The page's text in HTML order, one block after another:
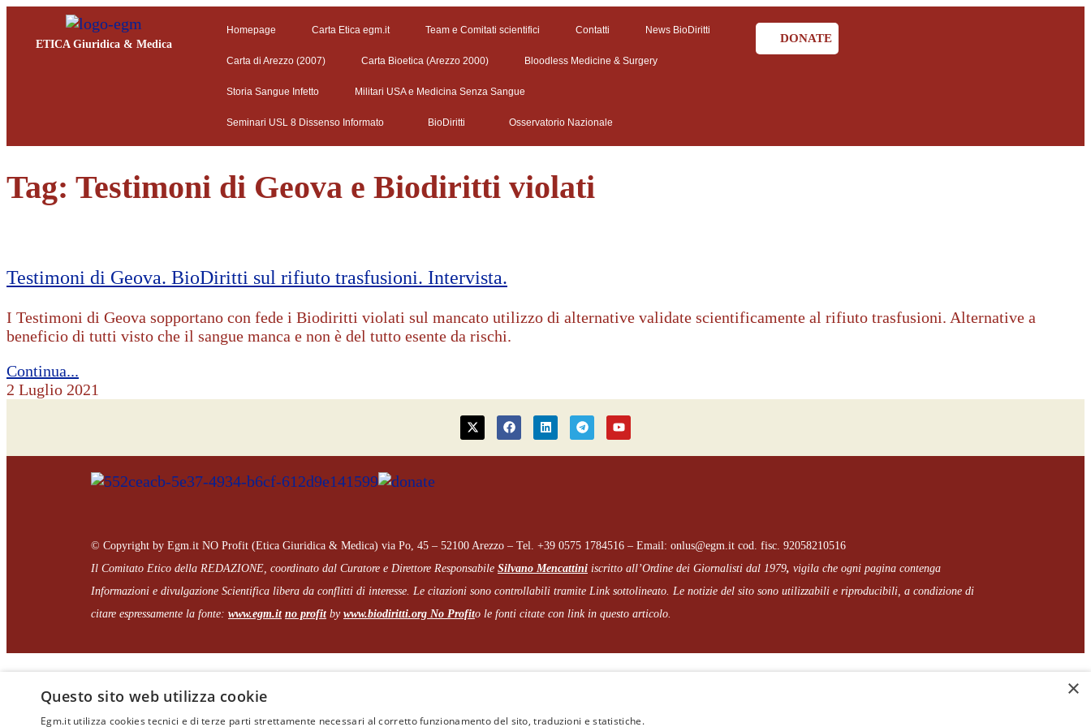
ETICA Giuridica & Medica
Homepage Carta Etica egm.it Team e Comitati scientifici Contatti News BioDiritti
Carta di Arezzo (2007) Carta Bioetica (Arezzo 2000) Bloodless Medicine & Surgery
Storia Sangue Infetto Militari USA e Medicina Senza Sangue
Seminari USL 8 Dissenso Informato BioDiritti Osservatorio Nazionale
DONATE
Tag: Testimoni di Geova e Biodiritti violati
Testimoni di Geova. BioDiritti sul rifiuto trasfusioni. Intervista.
I Testimoni di Geova sopportano con fede i Biodiritti violati sul mancato utilizzo di alternative validate scientificamente al rifiuto trasfusioni. Alternative a
beneficio di tutti visto che il sangue manca e non è del tutto esente da rischi.
Continua...
2 Luglio 2021
© Copyright by Egm.it NO Profit (Etica Giuridica & Medica) via Po, 45 – 52100 Arezzo – Tel. +39 0575 1784516 – Email: onlus@egm.it cod. fisc. 92058210516
Il Comitato Etico della REDAZIONE, coordinato dal Curatore e Direttore Responsabile Silvano Mencattini iscritto all’Ordine dei Giornalisti dal 1979, vigila che ogni pagina contenga
Informazioni e divulgazione Scientifica libera da conflitti di interesse. Le citazioni sono controllabili tramite Link sottolineato. Le notizie del sito sono utilizzabili e riproducibili, a condizione di
citare espressamente la fonte: www.egm.it no profitby www.biodiritti.org No Profito le fonti citate con link in questo articolo.
×
Questo sito web utilizza cookie
Egm.it utilizza cookies tecnici e di terze parti strettamente necessari al corretto funzionamento del sito, traduzioni e statistiche.